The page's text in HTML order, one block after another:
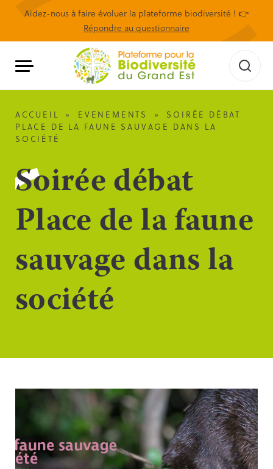
Aidez-nous à faire évoluer la plateforme biodiversité ! 👉
Répondre au questionnaire
ACCUEIL » EVENEMENTS »
SOIRÉE DÉBAT
PLACE DE LA FAUNE SAUVAGE DANS LA
SOCIÉTÉ
Soirée débat
Place de la faune
sauvage dans la
société